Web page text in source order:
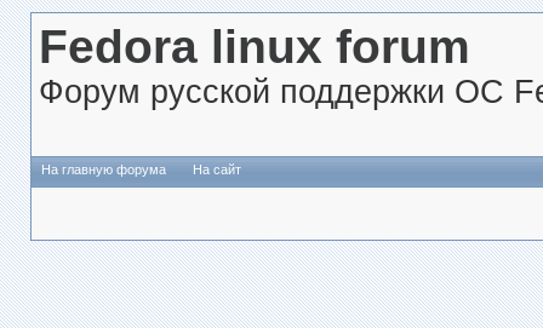
Fedora linux forum
Форум русской поддержки ОС
На главную форума На сайт